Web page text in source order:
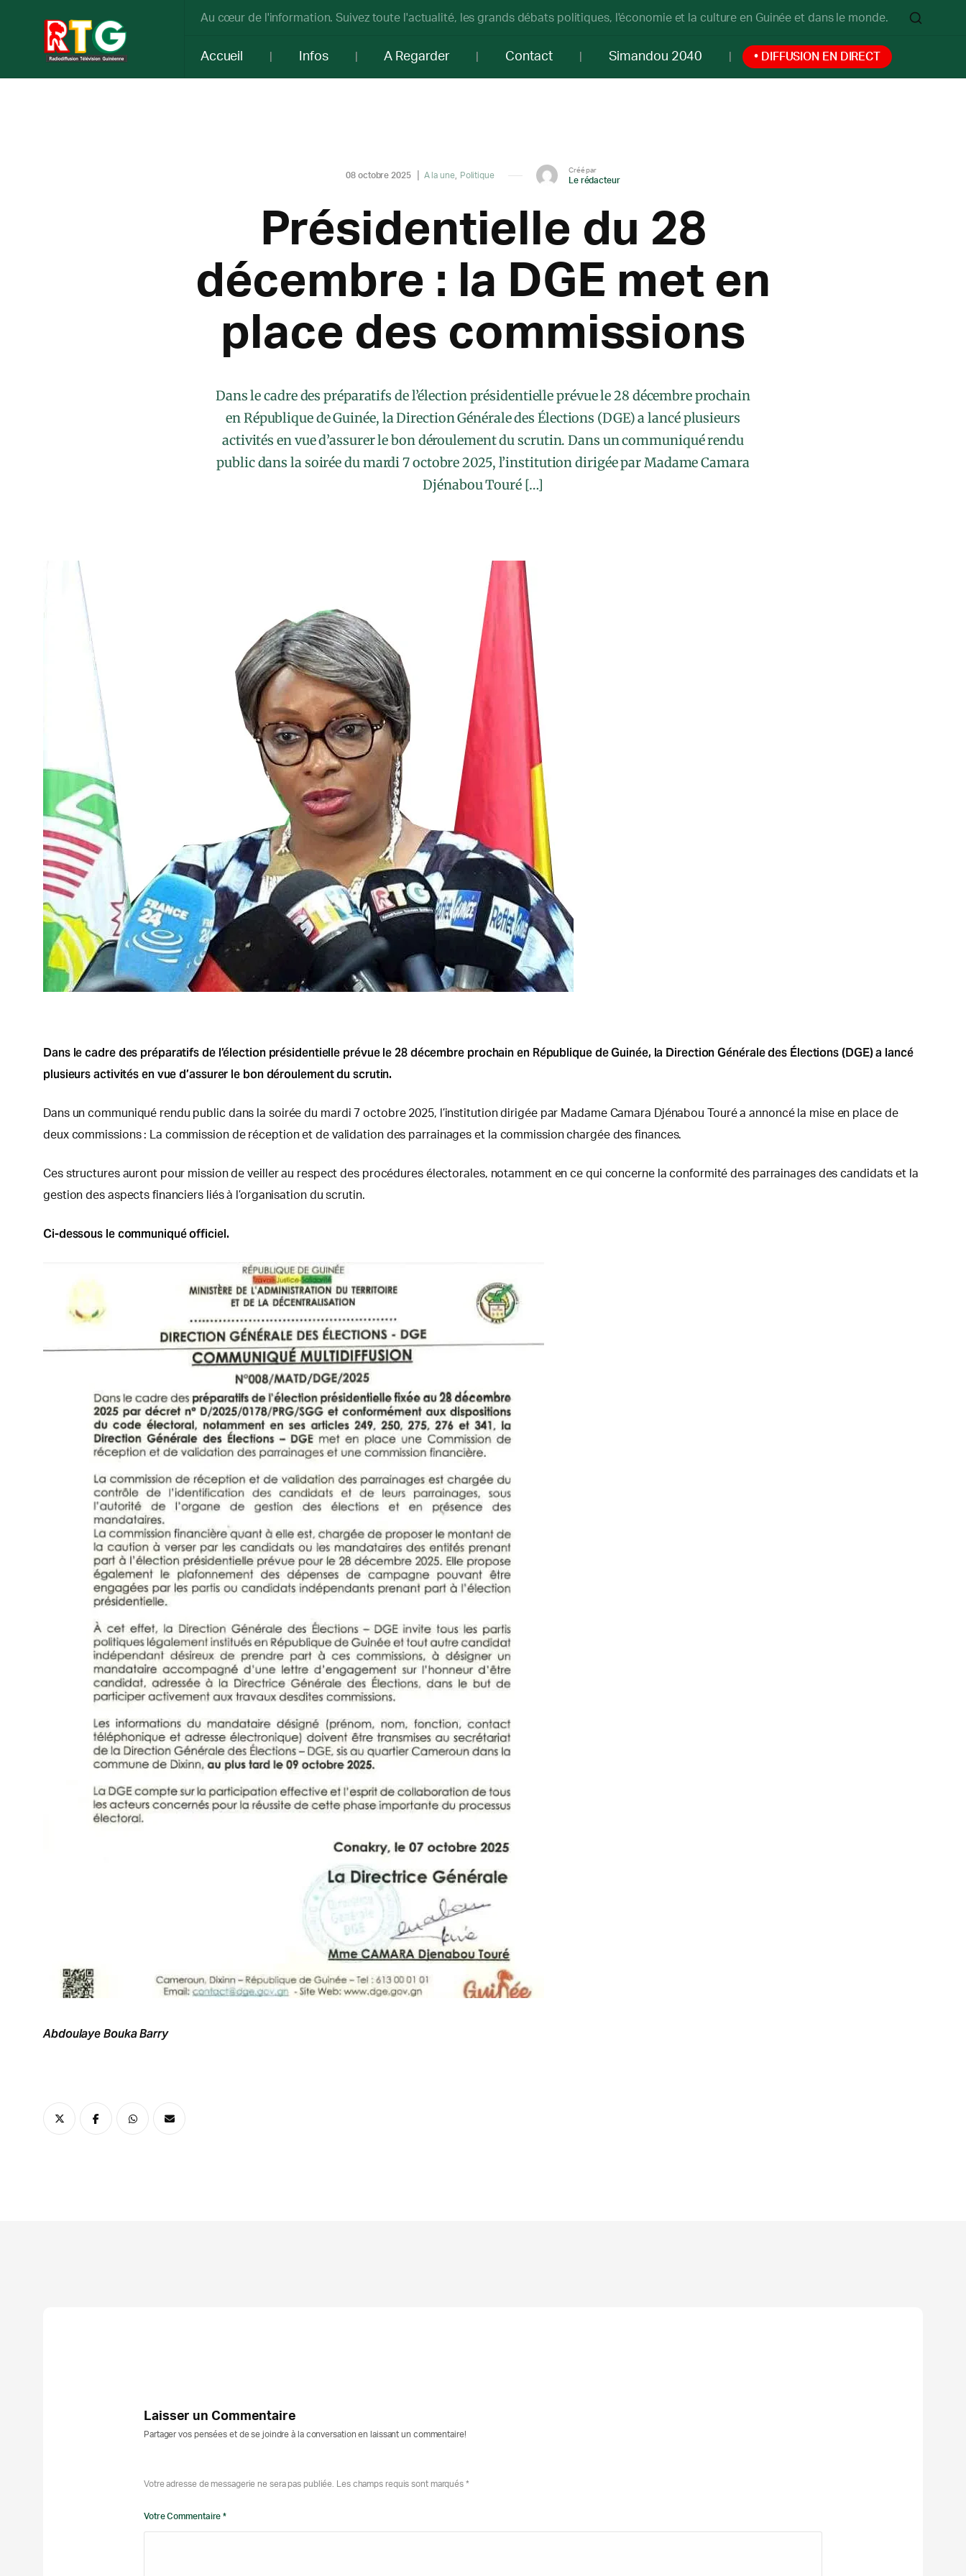
Au cœur de l'information. Suivez toute l'actualité, les grands débats politiques, l'économie et la culture en Guinée et dans le monde.
Accueil Infos A Regarder Contact Simandou 2040 • DIFFUSION EN DIRECT
08 octobre 2025 A la une Politique
Créé par
Le rédacteur
Présidentielle du 28
décembre : la DGE met en
place des commissions
Dans le cadre des préparatifs de l’élection présidentielle prévue le 28 décembre prochain
en République de Guinée, la Direction Générale des Élections (DGE) a lancé plusieurs
activités en vue d’assurer le bon déroulement du scrutin. Dans un communiqué rendu
public dans la soirée du mardi 7 octobre 2025, l’institution dirigée par Madame Camara
Djénabou Touré […]
Dans le cadre des préparatifs de l’élection présidentielle prévue le 28 décembre prochain en République de Guinée, la Direction Générale des Élections (DGE) a lancé
plusieurs activités en vue d’assurer le bon déroulement du scrutin.
Dans un communiqué rendu public dans la soirée du mardi 7 octobre 2025, l’institution dirigée par Madame Camara Djénabou Touré a annoncé la mise en place de
deux commissions : La commission de réception et de validation des parrainages et la commission chargée des finances.
Ces structures auront pour mission de veiller au respect des procédures électorales, notamment en ce qui concerne la conformité des parrainages des candidats et la
gestion des aspects financiers liés à l’organisation du scrutin.
Ci-dessous le communiqué officiel.
Abdoulaye Bouka Barry
Laisser un Commentaire
Partager vos pensées et de se joindre à la conversation en laissant un commentaire!
Votre adresse de messagerie ne sera pas publiée. Les champs requis sont marqués *
Votre Commentaire *